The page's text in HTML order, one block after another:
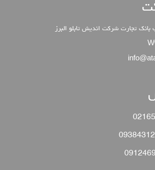
تجارت شرکت اندیش تابلو البرز